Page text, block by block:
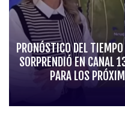
PRONÓSTICO DEL
SORPRENDIÓ EN CANAL
PARA LOS